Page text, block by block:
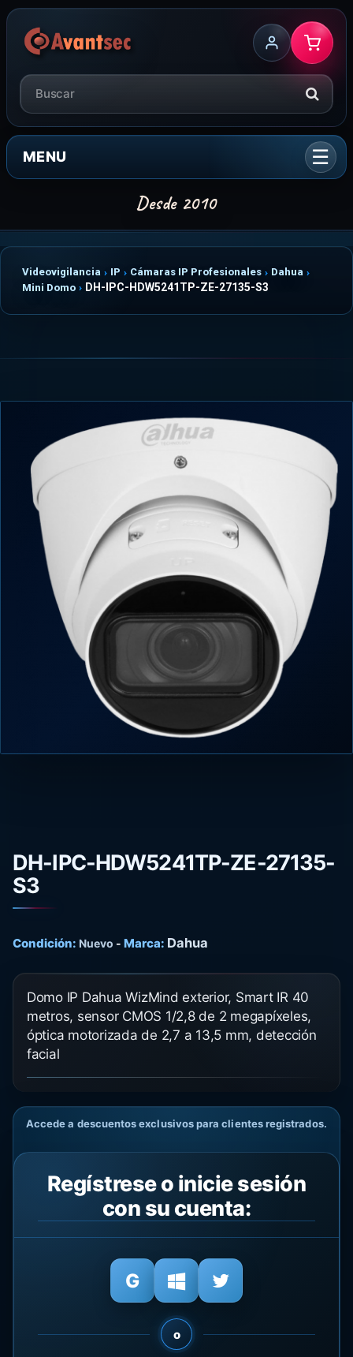
MENU
Videovigilancia IP Cámaras IP Profesionales
Dahua
Mini Domo
DH-IPC-HDW5241TP-ZE-27135-S3
DH-IPC-HDW5241TP-ZE-27135-
S3
Condición: Nuevo - Marca: Dahua
Domo IP Dahua WizMind exterior, Smart IR 40
metros, sensor CMOS 1/2,8 de 2 megapíxeles,
óptica motorizada de 2,7 a 13,5 mm, detección
facial
Accede a descuentos exclusivos para clientes registrados.
Regístrese o inicie sesión
con su cuenta:
o